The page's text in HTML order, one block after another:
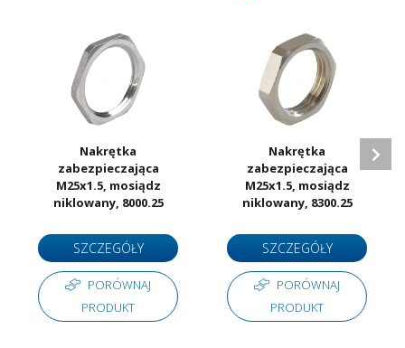
Jednostka sprzedażowa
Nakrętka
zabezpieczająca
M25x1.5, mosiądz
niklowany, 8000.25
SZCZEGÓŁY
PORÓWNAJ
PRODUKT
Nakrętka
zabezpieczająca
M25x1.5, mosiądz
niklowany, 8300.25
SZCZEGÓŁY
PORÓWNAJ
PRODUKT